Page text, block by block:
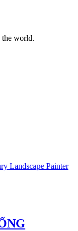
the world.
Landscape Painter